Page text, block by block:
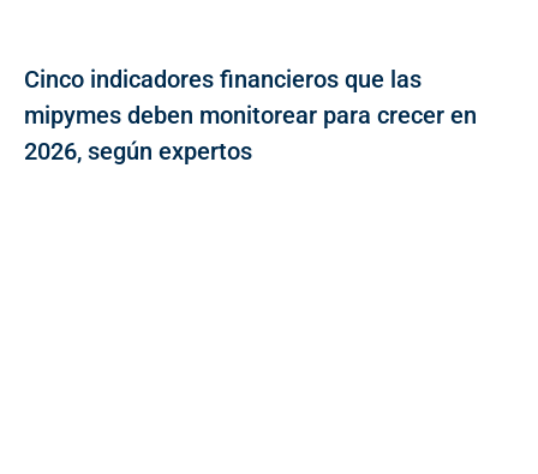
Cinco indicadores financieros que las
mipymes deben monitorear para crecer en
2026, según expertos